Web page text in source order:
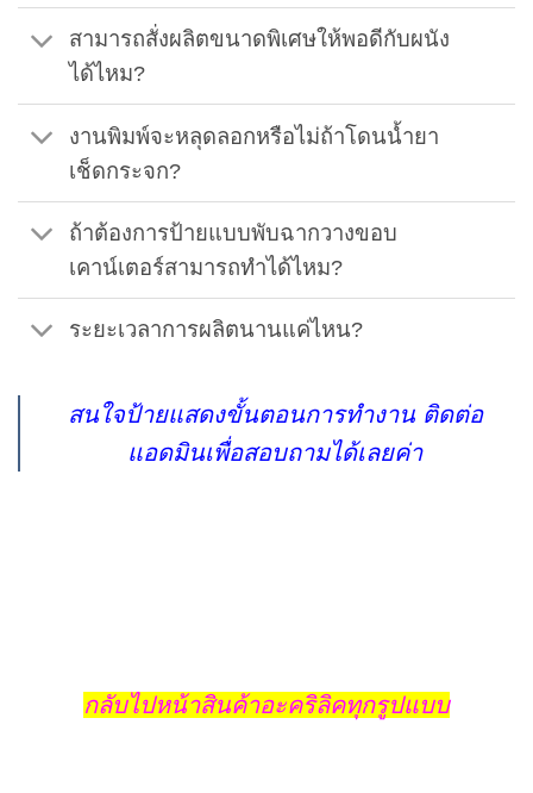
สามารถสั่งผลิตขนาดพิเศษให้พอดีกับผนัง
ได้ไหม?
งานพิมพ์จะหลุดลอกหรือไม่ถ้าโดนน้ำยา
เช็ดกระจก?
ถ้าต้องการป้ายแบบพับฉากวางขอบ
เคาน์เตอร์สามารถทำได้ไหม?
ระยะเวลาการผลิตนานแค่ไหน?
สนใจป้ายแสดงขั้นตอนการทำงาน ติดต่อ
แอดมินเพื่อสอบถามได้เลยค่า
กลับไปหน้าสินค้าอะคริลิคทุกรูปแบบ